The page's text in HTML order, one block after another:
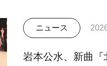
ニュース
岩本公水、新曲『